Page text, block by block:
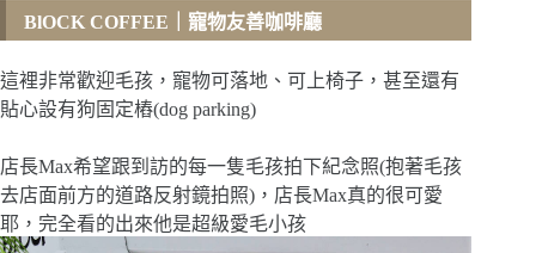
BlOCK COFFEE 寵物友善咖啡廳
這裡非常歡迎毛孩，寵物可落地、可上椅子，甚至還有
貼心設有狗固定樁(dog parking)
店長Max希望跟到訪的每一隻毛孩拍下紀念照(抱著毛孩
去店面前方的道路反射鏡拍照)，店長Max真的很可愛
耶，完全看的出來他是超級愛毛小孩